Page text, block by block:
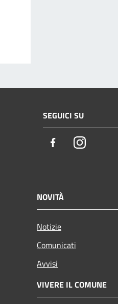
SEGUICI SU
FacebookInstagram
NOVITÀ
Notizie
Comunicati
Avvisi
VIVERE IL COMUNE